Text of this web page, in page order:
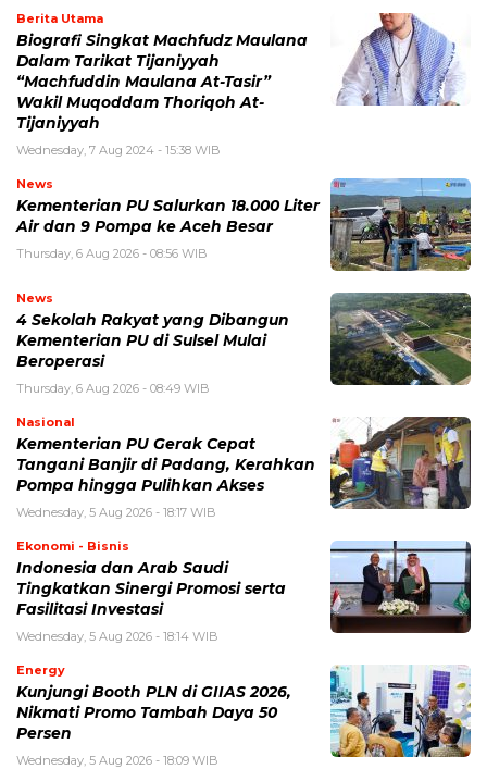
Berita Utama
Biografi Singkat Machfudz Maulana
Dalam Tarikat Tijaniyyah
“Machfuddin Maulana At-Tasir”
Wakil Muqoddam Thoriqoh At-
Tijaniyyah
Wednesday, 7 Aug 2024 - 15:38 WIB
News
Kementerian PU Salurkan 18.000 Liter
Air dan 9 Pompa ke Aceh Besar
Thursday, 6 Aug 2026 - 08:56 WIB
News
4 Sekolah Rakyat yang Dibangun
Kementerian PU di Sulsel Mulai
Beroperasi
Thursday, 6 Aug 2026 - 08:49 WIB
Nasional
Kementerian PU Gerak Cepat
Tangani Banjir di Padang, Kerahkan
Pompa hingga Pulihkan Akses
Wednesday, 5 Aug 2026 - 18:17 WIB
Ekonomi - Bisnis
Indonesia dan Arab Saudi
Tingkatkan Sinergi Promosi serta
Fasilitasi Investasi
Wednesday, 5 Aug 2026 - 18:14 WIB
Energy
Kunjungi Booth PLN di GIIAS 2026,
Nikmati Promo Tambah Daya 50
Persen
Wednesday, 5 Aug 2026 - 18:09 WIB